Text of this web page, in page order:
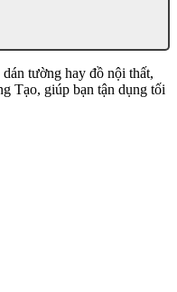
tường hay đồ nội thất,
Tạo, giúp bạn tận dụng tối